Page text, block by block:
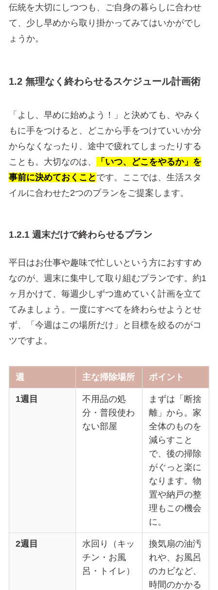
伝統を大切にしつつも、ご自身の暮らしに合わせ
て、少し早めから取り掛かってみてはいかがでし
ょうか。
1.2 無理なく終わらせるスケジュール計画術
「よし、早めに始めよう！」と決めても、やみく
もに手をつけると、どこから手をつけていいか分
からなくなったり、途中で疲れてしまったりする
ことも。大切なのは、
「いつ、どこをやるか」を
事前に決めておくこと です。ここでは、生活スタ
イルに合わせた2つのプランをご提案します。
1.2.1 週末だけで終わらせるプラン
平日はお仕事や趣味で忙しいという方におすすめ
なのが、週末に集中して取り組むプランです。約1
ヶ月かけて、毎週少しずつ進めていく計画を立て
てみましょう。一度にすべてを終わらせようとせ
ず、「今週はこの場所だけ」と目標を絞るのがコ
ツですよ。
週 主な掃除場所 ポイント
1週目
不用品の処
分・普段使わ
ない部屋
まずは「断捨
離」から。家
全体のものを
減らすこと
で、後の掃除
がぐっと楽に
なります。物
置や納戸の整
理もこの機会
に。
2週目
水回り（キッ
チン・お風
呂・トイレ）
換気扇の油汚
れや、お風呂
のカビなど、
時間のかかる